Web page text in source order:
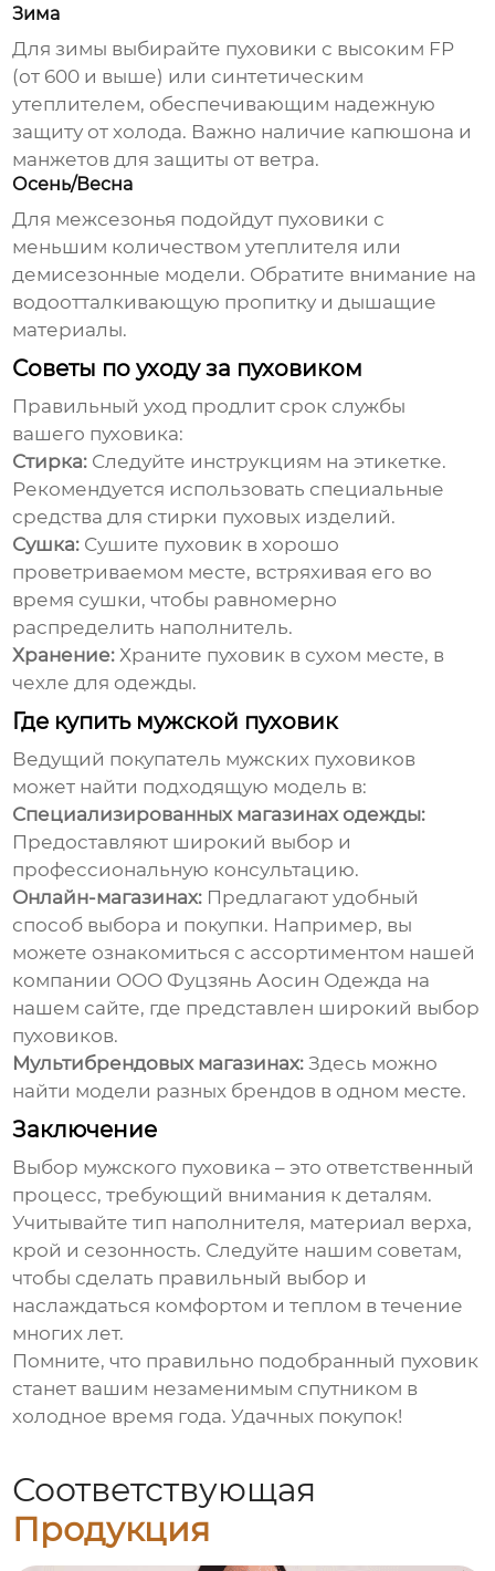
Зима
Для зимы выбирайте пуховики с высоким FP
(от 600 и выше) или синтетическим
утеплителем, обеспечивающим надежную
защиту от холода. Важно наличие капюшона и
манжетов для защиты от ветра.
Осень/Весна
Для межсезонья подойдут пуховики с
меньшим количеством утеплителя или
демисезонные модели. Обратите внимание на
водоотталкивающую пропитку и дышащие
материалы.
Советы по уходу за пуховиком
Правильный уход продлит срок службы
вашего пуховика:
Стирка: Следуйте инструкциям на этикетке.
Рекомендуется использовать специальные
средства для стирки пуховых изделий.
Сушка: Сушите пуховик в хорошо
проветриваемом месте, встряхивая его во
время сушки, чтобы равномерно
распределить наполнитель.
Хранение: Храните пуховик в сухом месте, в
чехле для одежды.
Где купить мужской пуховик
Ведущий покупатель мужских пуховиков
может найти подходящую модель в:
Специализированных магазинах одежды:
Предоставляют широкий выбор и
профессиональную консультацию.
Онлайн-магазинах: Предлагают удобный
способ выбора и покупки. Например, вы
можете ознакомиться с ассортиментом нашей
компании ООО Фуцзянь Аосин Одежда на
нашем сайте, где представлен широкий выбор
пуховиков.
Мультибрендовых магазинах: Здесь можно
найти модели разных брендов в одном месте.
Заключение
Выбор мужского пуховика – это ответственный
процесс, требующий внимания к деталям.
Учитывайте тип наполнителя, материал верха,
крой и сезонность. Следуйте нашим советам,
чтобы сделать правильный выбор и
наслаждаться комфортом и теплом в течение
многих лет.
Помните, что правильно подобранный пуховик
станет вашим незаменимым спутником в
холодное время года. Удачных покупок!
Соответствующая
Продукция